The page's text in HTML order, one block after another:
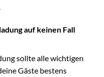
auf keinen Fall
sollte alle wichtigen
Gäste bestens